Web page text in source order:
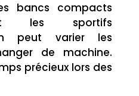
bancs compacts
les sportifs
peut varier les
de machine.
précieux lors des